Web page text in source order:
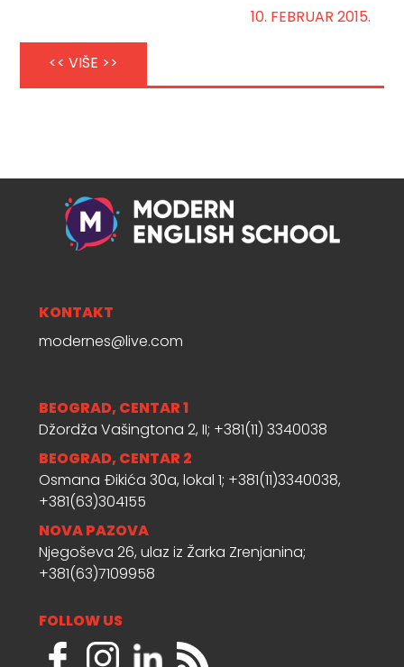
10. FEBRUAR 2015.
<< VIŠE >>
KONTAKT
modernes@live.com
BEOGRAD, CENTAR 1
Džordža Vašingtona 2, II; +381(11) 3340038
BEOGRAD, CENTAR 2
Osmana Đikića 30a, lokal 1; +381(11)3340038,
+381(63)304155
NOVA PAZOVA
Njegoševa 26, ulaz iz Žarka Zrenjanina;
+381(63)7109958
FOLLOW US